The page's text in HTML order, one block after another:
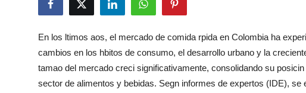
Guest Posting
Advertise with US
En los ltimos aos, el mercado de comida rpida en Colombia ha
cambios en los hbitos de consumo, el desarrollo urbano y la
tamao del mercado creci significativamente, consolidando su
sector de alimentos y bebidas. Segn informes de expertos (IDE), se